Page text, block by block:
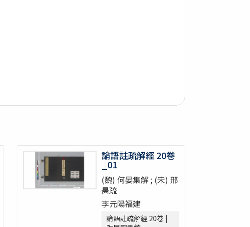
論語註疏解經 20卷
_01
(魏) 何晏集解 ; (宋) 邢
昺疏
李元陽福建
論語註疏解經 20卷 |